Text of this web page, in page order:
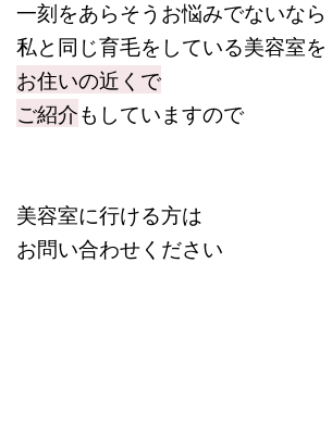
一刻をあらそうお悩みでないなら
私と同じ育毛をしている美容室を
お住いの近くで
ご紹介もしていますので
美容室に行ける方は
お問い合わせください